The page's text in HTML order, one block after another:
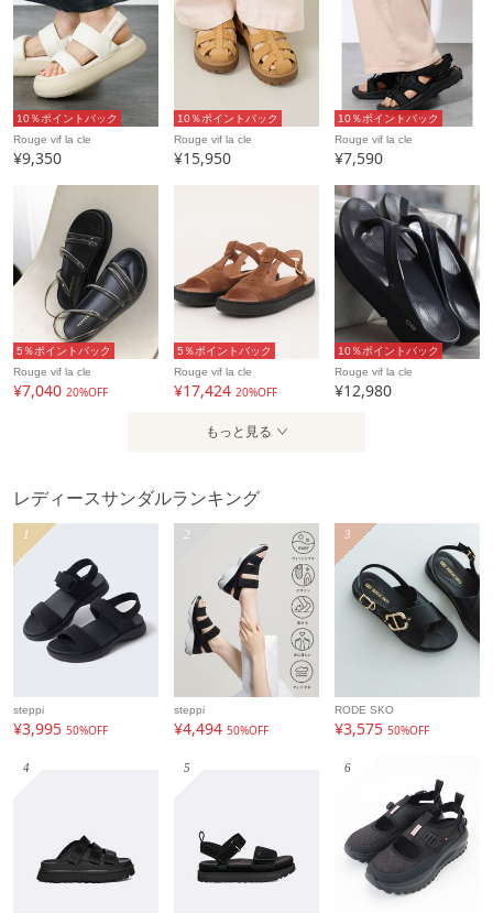
3.素材特性上、エスカレーターに挟まれる場合がありますので
搭乗の際はご注意ください。
4.熱処理でコーティングされた特殊カラー（シルバ-、光沢カ
ラー）製品の場合、
特性上、大理石など濡れた床では滑りやすいのでご注意くだ
さい。
また、摩擦による剥がれ等は交換及び返品理由に該当しませ
ん。
【注意事項】
※商品画像は、光の当たり具合やパソコンなどの閲覧環境に
より、
※サイズ表記はあくまで目安となります。
※その他の予約商品、通常商品との同時決済はできません。
※入荷状況により、お届け予定が前後する場合があります。
※お客様への発送が店頭販売より遅れる場合もあります。
※追加生産商品は、一部の店舗、通販で販売中の場合がござ
います。予めご了承下さい。
※商品を使用前に、タグ等に記載されている「取り扱い上の
「洗濯表示」を必ずご確認ください。
しても発送いたします。
アイテム情報
10％ポイントバック
Rouge vif la cle
¥9,350
10％ポイントバック
Rouge vif la cle
¥15,950
10％ポイントバック
Rouge vif la cle
¥7,590
5％ポイントバック
Rouge vif la cle
¥7,040 20%OFF
5％ポイントバック
Rouge vif la cle
¥17,424 20%OFF
10％ポイントバック
Rouge vif la cle
¥12,980
もっと見る
レディースサンダルランキング
1
steppi
¥3,995 50%OFF
2
steppi
¥4,49450%OFF
3
RODE SKO
¥3,57550%OFF
4 5 6